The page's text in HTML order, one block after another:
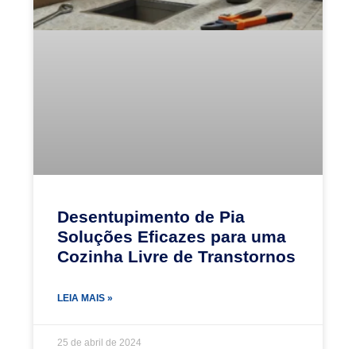
Desentupimento de Pia
Soluções Eficazes para uma
Cozinha Livre de Transtornos
LEIA MAIS »
25 de abril de 2024